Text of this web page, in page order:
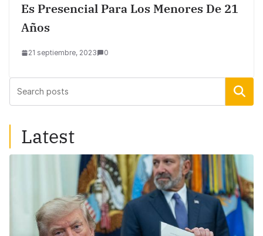
Es Presencial Para Los Menores De 21
Años
21 septiembre, 2023 0
Buscar
Latest